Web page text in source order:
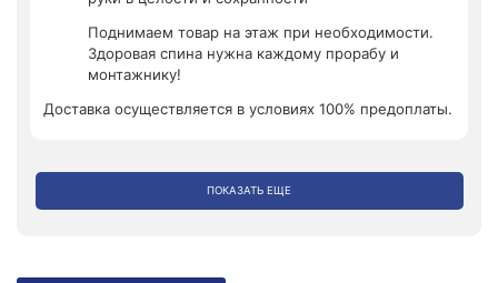
Поднимаем товар на этаж при необходимости.
Здоровая спина нужна каждому прорабу и
монтажнику!
Доставка осуществляется в условиях 100% предоплаты.
ПОКАЗАТЬ ЕЩЕ